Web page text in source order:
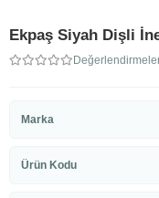
Ekpaş Siyah Dişli
Marka
Ürün Kodu